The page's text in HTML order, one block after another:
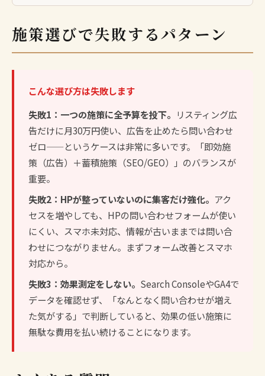
施策選びで失敗するパターン
こんな選び方は失敗します
失敗1：一つの施策に全予算を投下。 リスティング広
告だけに月30万円使い、広告を止めたら問い合わせ
ゼロ——というケースは非常に多いです。「即効施
策（広告）＋蓄積施策（SEO/GEO）」のバランスが
重要。
失敗2：HPが整っていないのに集客だけ強化。 アク
セスを増やしても、HPの問い合わせフォームが使い
にくい、スマホ未対応、情報が古いままでは問い合
わせにつながりません。まずフォーム改善とスマホ
対応から。
失敗3：効果測定をしない。 Search ConsoleやGA4で
データを確認せず、「なんとなく問い合わせが増え
た気がする」で判断していると、効果の低い施策に
無駄な費用を払い続けることになります。